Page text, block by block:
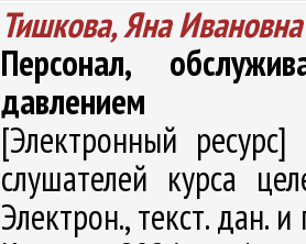
Тишкова, Яна Ивановна
Персонал,
давлением
[Электронный
слушателей курса
Электрон., текст. дан.